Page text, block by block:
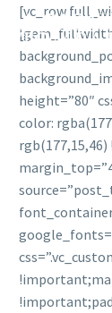
[vc_row
height=”80″
color: